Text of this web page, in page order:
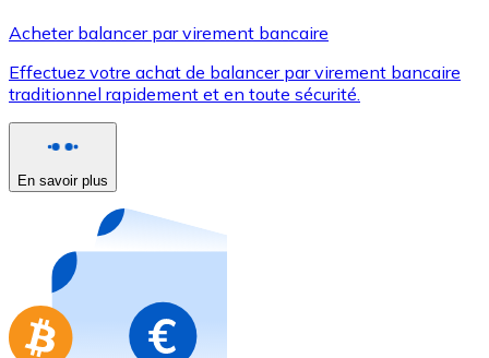
Utilisez les cartes Visa et Mastercard pour acheter
Acheter avec carte
Nouveau
Achetez des cartes-cadeaux de vos marques
Aller à la boutique de cartes-cadeaux
Acheter balancer par virement bancaire
Effectuez votre achat de balancer par virement bancaire
traditionnel rapidement et en toute sécurité.
En savoir plus